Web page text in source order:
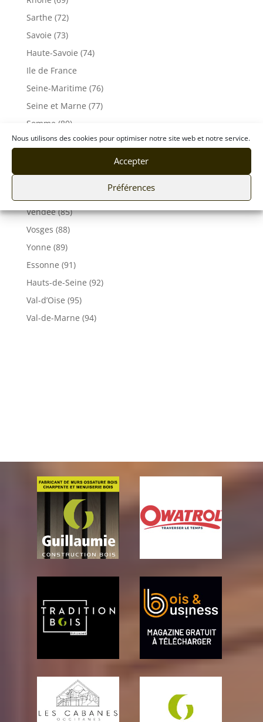
Nous utilisons des cookies pour optimiser notre site web et notre service.
Accepter
Préférences
Sarthe (72)
Savoie (73)
Haute-Savoie (74)
Ile de France
Seine-Maritime (76)
Seine et Marne (77)
Somme (80)
Tarn (81)
Var (83)
Vendée (85)
Vosges (88)
Yonne (89)
Essonne (91)
Hauts-de-Seine (92)
Val-d’Oise (95)
Val-de-Marne (94)